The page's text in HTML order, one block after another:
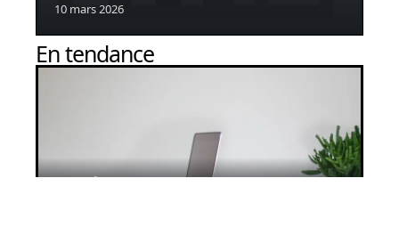
10 mars 2026
En tendance
Les défis de la gestion des EHPAD